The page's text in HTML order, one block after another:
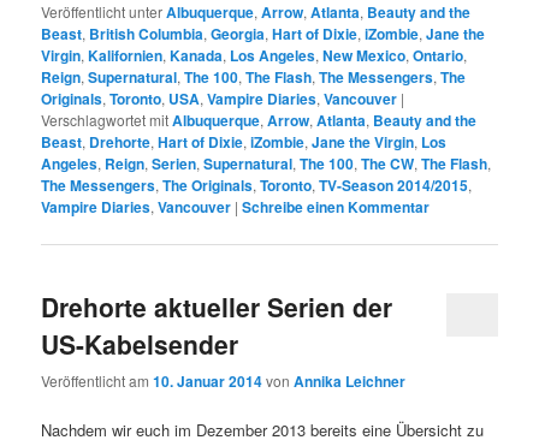
Veröffentlicht unterAlbuquerque,Arrow,Atlanta, Beauty and the
Beast, British Columbia,Georgia,Hart of Dixie,iZombie,Jane the
Virgin,Kalifornien,Kanada, Los Angeles,New Mexico,Ontario,
Reign,Supernatural,The 100,The Flash,The Messengers,The
Originals,Toronto, USA,Vampire Diaries,Vancouver |
Verschlagwortet mitAlbuquerque,Arrow,Atlanta, Beauty and the
Beast, Drehorte,Hart of Dixie,iZombie,Jane the Virgin, Los
Angeles, Reign,Serien,Supernatural,The 100,The CW,The Flash,
The Messengers,The Originals,Toronto,TV-Season 2014/2015,
Vampire Diaries,Vancouver |Schreibe einen Kommentar
Drehorte aktueller Serien der
US-Kabelsender
Veröffentlicht am10. Januar 2014vonAnnika Leichner
Nachdem wir euch im Dezember 2013 bereits eine Übersicht zu